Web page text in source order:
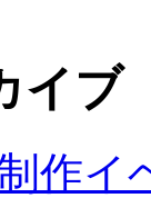
イブ
作イ